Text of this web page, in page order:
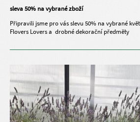
sleva 50% na vybrané zboží
Připravili jsme pro vás slevu 50% na vybrané
Flovers Lovers a drobné dekorační předměty